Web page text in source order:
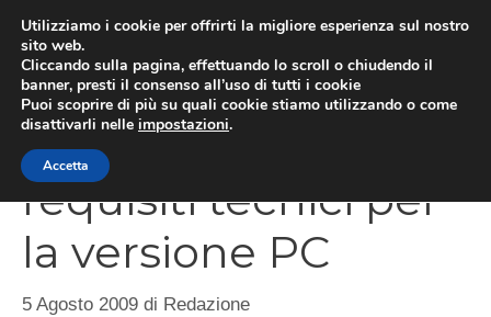
contenuto
Resident Evil 5, i
requisiti tecnici per
la versione PC
5 Agosto 2009 di Redazione
Utilizziamo i cookie per offrirti la migliore esperienza sul nostro
sito web.
Cliccando sulla pagina, effettuando lo scroll o chiudendo il
banner, presti il consenso all’uso di tutti i cookie
Puoi scoprire di più su quali cookie stiamo utilizzando o come
disattivarli nelle impostazioni.
Accetta